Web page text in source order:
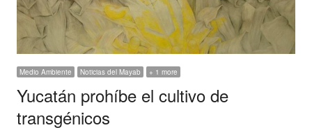
Medio Ambiente Noticias del Mayab + 1 more
Yucatán prohíbe el cultivo de
transgénicos